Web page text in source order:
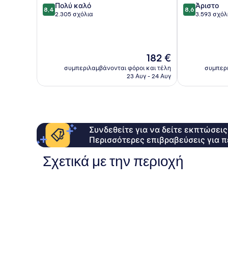
8.4
στα
8,4 Πολύ καλό
2.305 σχόλια
Η
τιμή
είναι
182 €
συμπεριλαμβάνονται φόροι και τέλη
23 Αυγ - 24 Αυγ
8.6
στα
8,6 Άριστο
3.593
Συνδεθείτε για να δείτε
Περισσότερες επιβραβεύσεις για
Σχετικά με την περιοχή